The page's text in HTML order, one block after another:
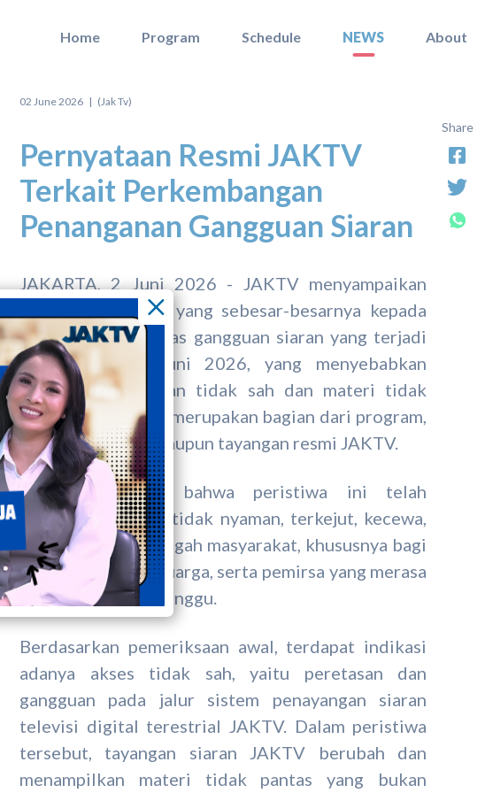
Home Program Schedule NEWS About
02 June 2026 | (Jak Tv)
Pernyataan Resmi JAKTV
Terkait Perkembangan
Penanganan Gangguan Siaran
JAKARTA, 2 Juni 2026 - JAKTV menyampaikan
permohonan maaf yang sebesar-besarnya kepada
seluruh pemirsa atas gangguan siaran yang terjadi
pada Senin, 1 Juni 2026, yang menyebabkan
munculnya tayangan tidak sah dan materi tidak
pantas yang bukan merupakan bagian dari program,
materi editorial, maupun tayangan resmi JAKTV.
Kami memahami bahwa peristiwa ini telah
menimbulkan rasa tidak nyaman, terkejut, kecewa,
dan khawatir di tengah masyarakat, khususnya bagi
para orang tua, keluarga, serta pemirsa yang merasa
dirugikan dan terganggu.
Berdasarkan pemeriksaan awal, terdapat indikasi
adanya akses tidak sah, yaitu peretasan dan
gangguan pada jalur sistem penayangan siaran
televisi digital terestrial JAKTV. Dalam peristiwa
tersebut, tayangan siaran JAKTV berubah dan
menampilkan materi tidak pantas yang bukan
Share